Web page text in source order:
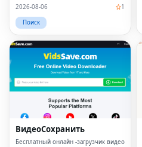
2026-08-06
1
Поиск
ВидеоСохранить
Бесплатный онлайн -загрузчик видео